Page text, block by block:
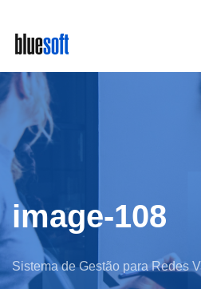
main
content
image-108
Sistema de Gestão para Redes